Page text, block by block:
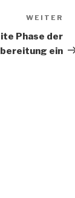
WEITER
Phase der
ein